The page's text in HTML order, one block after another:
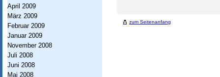
n
f
o
r
m
April 2009
März 2009
Februar 2009
Januar 2009
November 2008
Juli 2008
Juni 2008
Mai 2008
zum Seitenanfang